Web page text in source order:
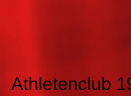
Athletenclub